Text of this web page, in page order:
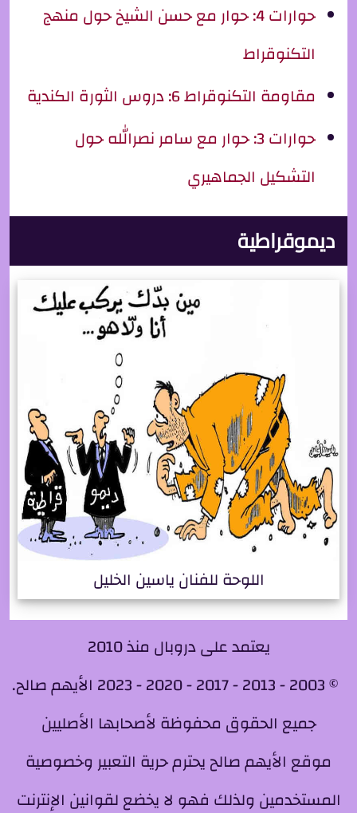
حوارات 4: حوار مع حسن الشيخ حول منهج
التكنوقراط
مقاومة التكنوقراط 6: دروس الثورة الكندية
حوارات 3: حوار مع سامر نصرالله حول
التشكيل الجماهيري
ديموقراطية
اللوحة للفنان ياسين الخليل
يعتمد على دروبال منذ 2010
© 2003 - 2013 - 2017 - 2020 - 2023 الأيهم صالح.
جميع الحقوق محفوظة لأصحابها الأصليين
موقع الأيهم صالح يحترم حرية التعبير وخصوصية
المستخدمين ولذلك فهو لا يخضع لقوانين الإنترنت